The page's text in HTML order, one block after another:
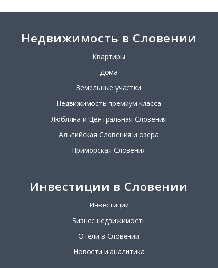
Недвижимость в Словении
Квартиры
Дома
Земельные участки
Недвижимость премиум класса
Любляна и Центральная Словения
Альпийская Словения и озера
Приморская Словения
Инвестиции в Словении
Инвестиции
Бизнес недвижимость
Отели в Словении
Новости и аналитика